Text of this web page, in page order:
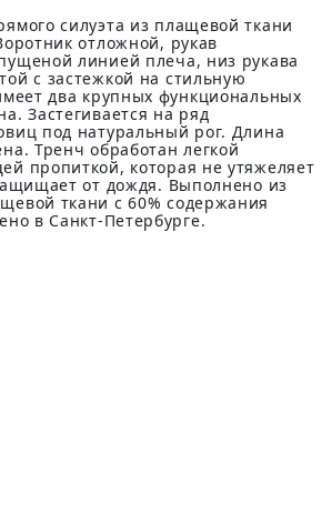
силуэта из плащевой ткани
отложной, рукав
линией плеча, низ рукава
с застежкой на стильную
два крупных функциональных
Застегивается на ряд
под натуральный рог. Длина
Тренч обработан легкой
пропиткой, которая не утяжеляет
от дождя. Выполнено из
ткани с 60% содержания
в Санкт-Петербурге.